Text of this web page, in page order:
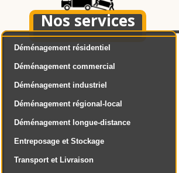
Déménagement résidentiel
Déménagement commercial
Déménagement industriel
Déménagement régional-local
Déménagement longue-distance
Entreposage et Stockage
Transport et Livraison
Nos services